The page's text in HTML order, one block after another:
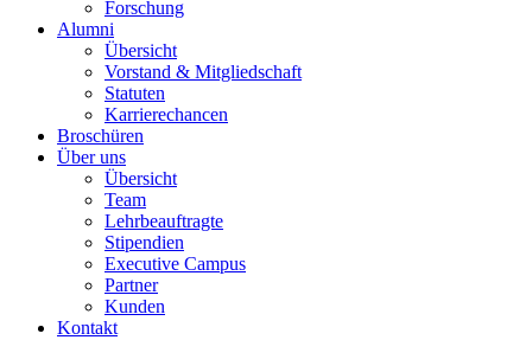
Forschung
Alumni
Übersicht
Vorstand & Mitgliedschaft
Statuten
Karrierechancen
Broschüren
Über uns
Übersicht
Team
Lehrbeauftragte
Stipendien
Executive Campus
Partner
Kunden
Kontakt